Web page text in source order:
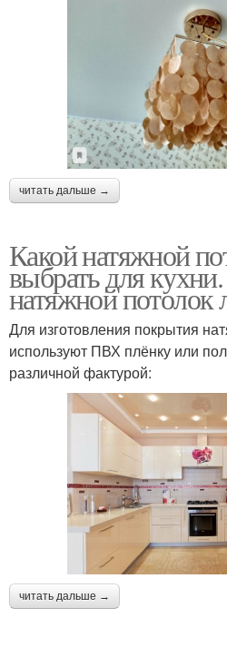
читать дальше →
Какой натяжной
выбрать для
натяжной потолок
Для изготовления покрытия
используют ПВХ плёнку или
различной фактурой:
читать дальше →